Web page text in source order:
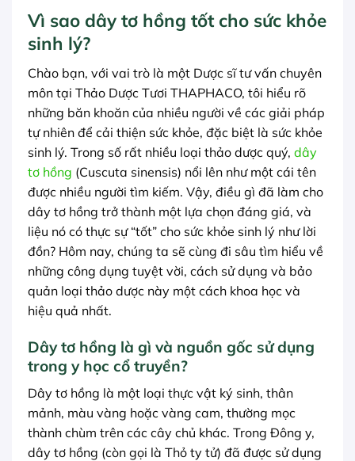
Vì sao dây tơ hồng tốt cho sức khỏe
sinh lý?
Chào bạn, với vai trò là một Dược sĩ tư vấn chuyên
môn tại Thảo Dược Tươi THAPHACO, tôi hiểu rõ
những băn khoăn của nhiều người về các giải pháp
tự nhiên để cải thiện sức khỏe, đặc biệt là sức khỏe
sinh lý. Trong số rất nhiều loại thảo dược quý, dây
tơ hồng (Cuscuta sinensis) nổi lên như một cái tên
được nhiều người tìm kiếm. Vậy, điều gì đã làm cho
dây tơ hồng trở thành một lựa chọn đáng giá, và
liệu nó có thực sự “tốt” cho sức khỏe sinh lý như lời
đồn? Hôm nay, chúng ta sẽ cùng đi sâu tìm hiểu về
những công dụng tuyệt vời, cách sử dụng và bảo
quản loại thảo dược này một cách khoa học và
hiệu quả nhất.
Dây tơ hồng là gì và nguồn gốc sử dụng
trong y học cổ truyền?
Dây tơ hồng là một loại thực vật ký sinh, thân
mảnh, màu vàng hoặc vàng cam, thường mọc
thành chùm trên các cây chủ khác. Trong Đông y,
dây tơ hồng (còn gọi là Thỏ ty tử) đã được sử dụng